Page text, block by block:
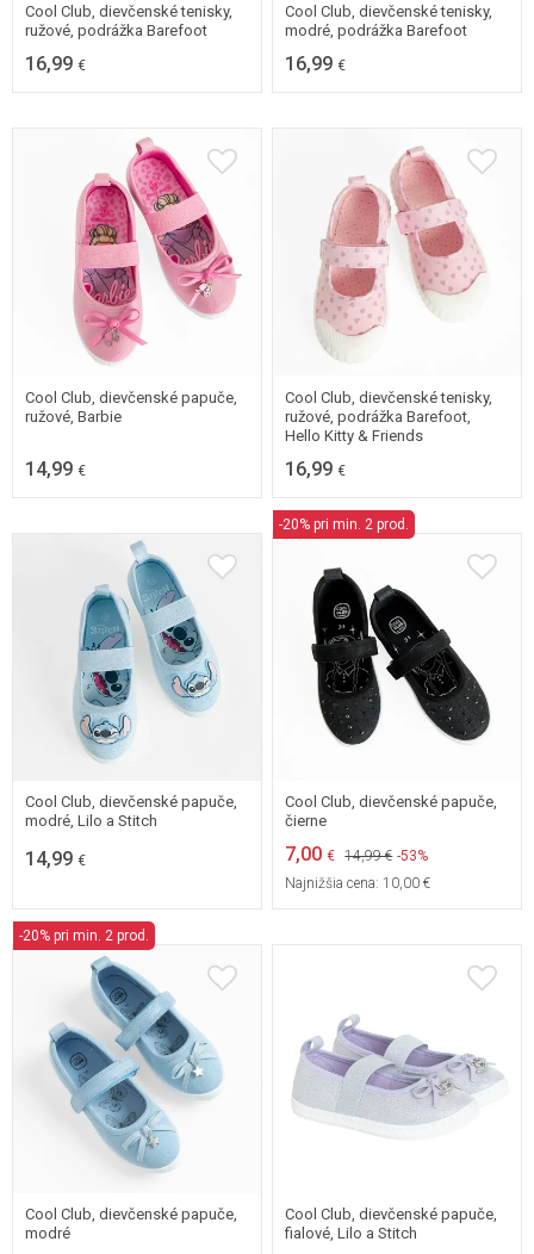
Cool Club, dievčenské tenisky,
ružové, podrážka Barefoot
16,99 €
Cool Club, dievčenské tenisky,
modré, podrážka Barefoot
16,99 €
27
29
30
Cool Club, dievčenské papuče,
ružové, Barbie
14,99 €
26 27
Cool Club, dievčenské tenisky,
ružové, podrážka Barefoot,
Hello Kitty & Friends
16,99 €
27
Cool Club, dievčenské papuče,
modré, Lilo a Stitch
14,99 €
-20% pri min. 2 prod.
Cool Club, dievčenské papuče,
čierne
7,00 € 14,99 € -53%
Najnižšia cena: 10,00 €
-20% pri min. 2 prod.
31
Cool Club, dievčenské papuče,
modré
Cool Club, dievčenské papuče,
fialové, Lilo a Stitch